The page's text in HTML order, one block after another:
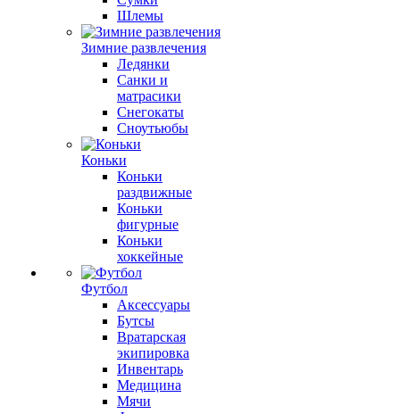
Шлемы
Зимние развлечения
Ледянки
Санки и
матрасики
Снегокаты
Сноутьюбы
Коньки
Коньки
раздвижные
Коньки
фигурные
Коньки
хоккейные
Футбол
Аксессуары
Бутсы
Вратарская
экипировка
Инвентарь
Медицина
Мячи